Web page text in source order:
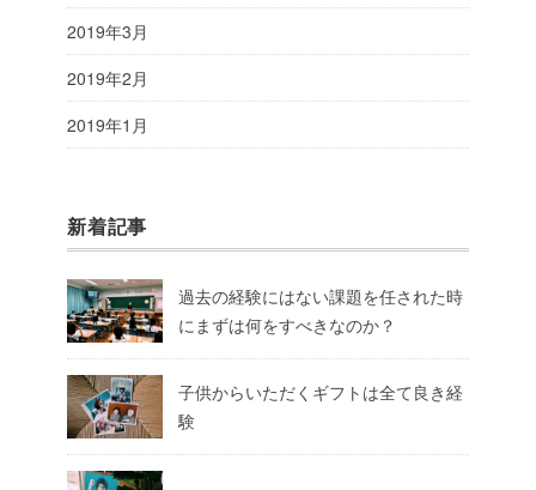
2019年3月
2019年2月
2019年1月
新着記事
過去の経験にはない課題を任された時
にまずは何をすべきなのか？
子供からいただくギフトは全て良き経
験